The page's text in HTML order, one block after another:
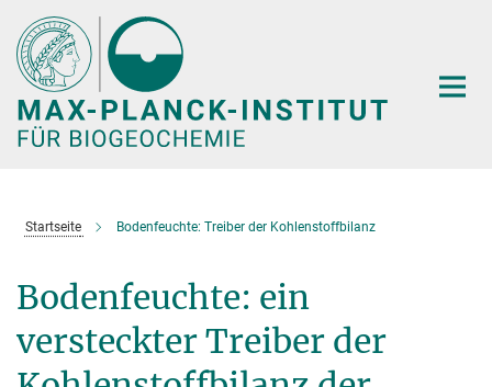
Hauptinhalt
Startseite Bodenfeuchte: Treiber der Kohlenstoffbilanz
Bodenfeuchte: ein
versteckter Treiber der